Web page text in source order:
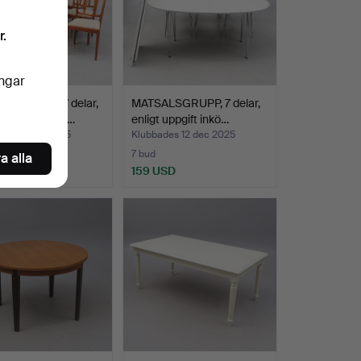
7 delar,
tea…
13 dec 2025
MATSALSGRUPP, 7 delar,
enligt uppgift inkö…
Klubbades 12 dec 2025
7 bud
159 USD
alla